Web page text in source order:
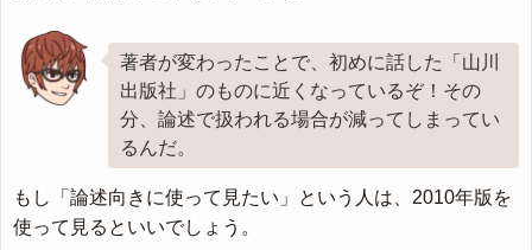
著者が変わったことで、初めに話した「山川
出版社」のものに近くなっているぞ！その
分、論述で扱われる場合が減ってしまってい
るんだ。
もし「論述向きに使って見たい」という人は、2010年版を
使って見るといいでしょう。